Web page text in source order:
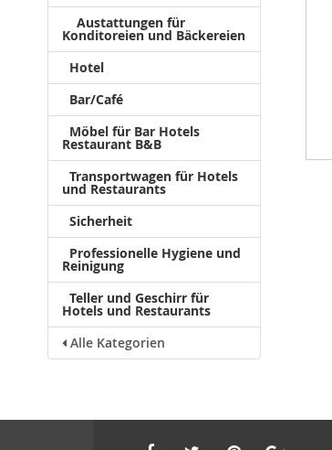
Austattungen für
Konditoreien und Bäckereien
Hotel
Bar/Café
Möbel für Bar Hotels
Restaurant B&B
Transportwagen für Hotels
und Restaurants
Sicherheit
Professionelle Hygiene und
Reinigung
Teller und Geschirr für
Hotels und Restaurants
Alle Kategorien